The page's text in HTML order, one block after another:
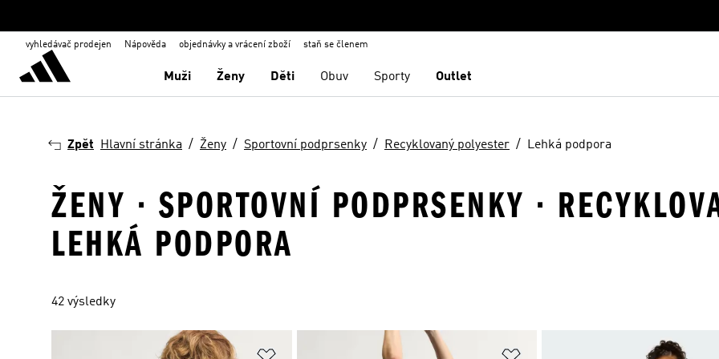
vyhledávač prodejen Nápověda objednávky a vrácení zboží staň se členem
Muži Ženy Děti Obuv Sporty Outlet
Zpět Hlavní stránka Ženy Sportovní podprsenky Recyklovaný polyester Lehká podpora
ŽENY · SPORTOVNÍ PODPRSENKY ·
LEHKÁ PODPORA
42 výsledky
Přidat do seznamu přání Přidat do seznamu přání